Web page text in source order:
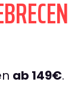
ab 149€.